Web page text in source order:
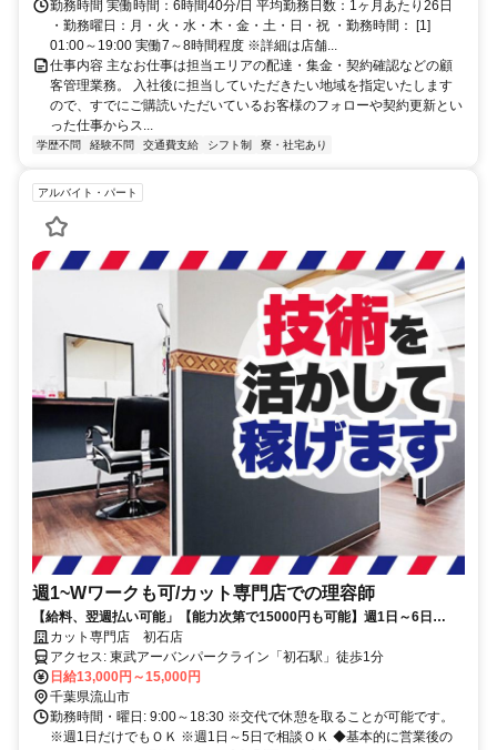
26分
勤務時間 実働時間：6時間40分/日 平均勤務日数：1ヶ月あたり26日
・勤務曜日：月・火・水・木・金・土・日・祝 ・勤務時間： [1]
01:00～19:00 実働7～8時間程度 ※詳細は店舗...
仕事内容 主なお仕事は担当エリアの配達・集金・契約確認などの顧
客管理業務。 入社後に担当していただきたい地域を指定いたします
ので、すでにご購読いただいているお客様のフォローや契約更新とい
った仕事からス...
学歴不問 経験不問 交通費支給 シフト制 寮・社宅あり
アルバイト・パート
週1~Wワークも可/カット専門店での理容師
【給料、翌週払い可能」【能力次第で15000円も可能】週1日～6日
OK！Wワークや副業もOK！
カット専門店 初石店
アクセス: 東武アーバンパークライン「初石駅」徒歩1分
日給13,000円～15,000円
千葉県流山市
勤務時間・曜日: 9:00～18:30 ※交代で休憩を取ることが可能です。
※週1日だけでもＯＫ ※週1日～5日で相談ＯＫ ◆基本的に営業後の